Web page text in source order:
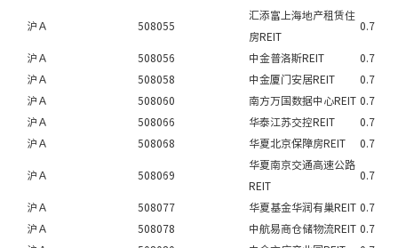
沪Ａ 508055
汇添富上海地产租赁住
房REIT
0.7
沪Ａ 508056 中金普洛斯REIT
0.7
沪Ａ
508058 中金厦门安居REIT
0.7
沪Ａ
508060 南方万国数据中心REIT 0.7
沪Ａ
508066 华泰江苏交控REIT
0.7
沪Ａ
508068 华夏北京保障房REIT 0.7
沪Ａ 508069
华夏南京交通高速公路
REIT
0.7
沪Ａ 508077 华夏基金华润有巢REIT 0.7
沪Ａ
508078 中航易商仓储物流REIT 0.7